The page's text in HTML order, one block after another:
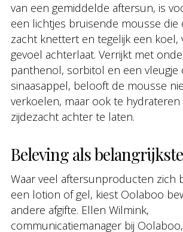
van een gemiddelde aftersun, is
een lichtjes bruisende mousse die
zacht knettert en tegelijk een koel,
gevoel achterlaat. Verrijkt met
panthenol, sorbitol en een vleugje
sinaasappel, belooft de mousse
verkoelen, maar ook te
zijdezacht achter te laten.
Beleving als
Waar veel aftersunproducten zich
een lotion of gel, kiest Oolaboo
andere afgifte. Ellen Wilmink,
communicatiemanager bij